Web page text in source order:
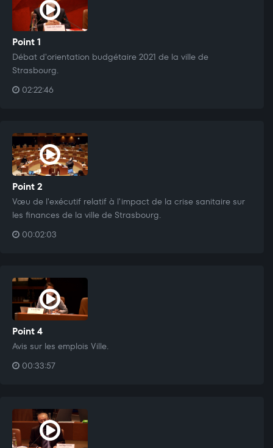
Point 1
Débat d'orientation budgétaire 2021 de la ville de
Strasbourg.
02:22:46
Point 2
Vœu de l'exécutif relatif à l'impact de la crise sanitaire sur
les finances de la ville de Strasbourg.
00:02:03
Point 4
Avis sur les emplois Ville.
00:33:57